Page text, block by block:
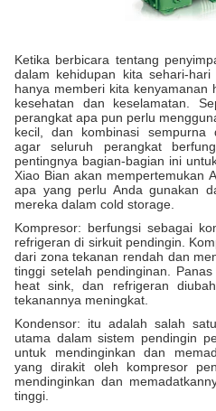
Ketika berbicara tentang
dalam kehidupan kita sehari-
hanya memberi kita kenyamanan
kesehatan dan keselamatan.
perangkat apa pun perlu
kecil, dan kombinasi sempurna
agar seluruh perangkat
pentingnya bagian-bagian ini
Xiao Bian akan mempertemukan
apa yang perlu Anda gunakan
mereka dalam cold storage.
Kompresor: berfungsi sebagai
refrigeran di sirkuit pendingin.
dari zona tekanan rendah dan
tinggi setelah pendinginan.
heat sink, dan refrigeran
tekanannya meningkat.
Kondensor: itu adalah salah
utama dalam sistem pendingin
untuk mendinginkan dan
yang dirakit oleh kompresor
mendinginkan dan
tinggi.